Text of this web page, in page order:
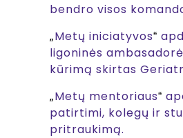
bendro visos
„Metų iniciatyvos“
ligoninės
kūrimą skirtas
„Metų mentoriaus“
patirtimi, kolegų ir
pritraukimą.